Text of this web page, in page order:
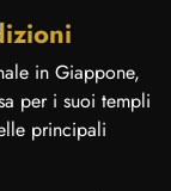
in Giappone,
per i suoi templi
principali